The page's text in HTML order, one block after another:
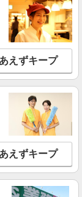
えずキープ
えずキープ